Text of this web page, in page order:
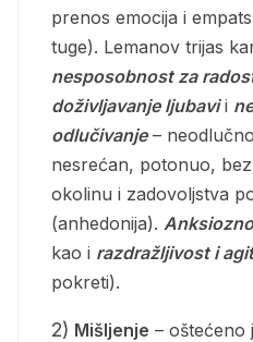
prenos emocija i
tuge). Lemanov trijas
nesposobnost za
doživljavanje ljubavii
odlučivanje–
nesrećan, potonuo,
okolinu i zadovoljstva
(anhedonija).
kao i razdražljivost i
pokreti).
Mišljenje – oštećeno